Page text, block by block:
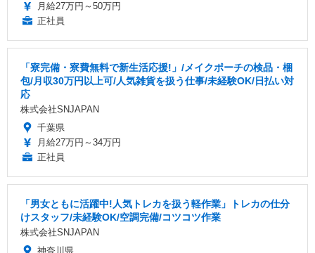
月給27万円～50万円
正社員
「寮完備・寮費無料で新生活応援!」/メイクポーチの検品・梱
包/月収30万円以上可/人気雑貨を扱う仕事/未経験OK/日払い対
応
株式会社SNJAPAN
千葉県
月給27万円～34万円
正社員
「男女ともに活躍中!人気トレカを扱う軽作業」トレカの仕分
けスタッフ/未経験OK/空調完備/コツコツ作業
株式会社SNJAPAN
神奈川県